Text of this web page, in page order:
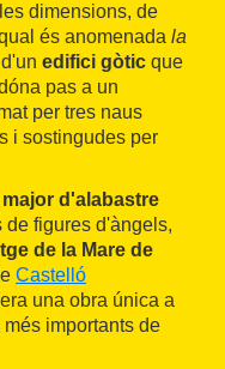
dimensions, de
és anomenada la
edifici gòtic que
pas a un
per tres naus
i sostingudes per
d'alabastre
figures d'àngels,
de la Mare de
Castelló
una obra única a
importants de